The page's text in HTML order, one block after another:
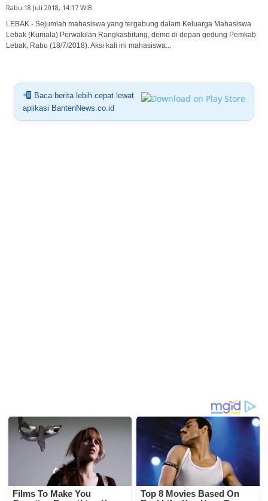
Rabu 18 Juli 2018, 14:17 WIB
LEBAK - Sejumlah mahasiswa yang tergabung dalam Keluarga Mahasiswa
Lebak (Kumala) Perwakilan Rangkasbitung, demo di depan gedung Pemkab
Lebak, Rabu (18/7/2018). Aksi kali ini mahasiswa...
Baca berita lebih cepat lewat
aplikasi BantenNews.co.id